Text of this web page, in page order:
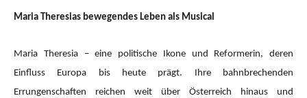
Maria Theresias bewegendes Leben als Musical
Maria Theresia – eine politische Ikone und Reformerin, deren
Einfluss Europa bis heute prägt. Ihre bahnbrechenden
Errungenschaften reichen weit über Österreich hinaus und